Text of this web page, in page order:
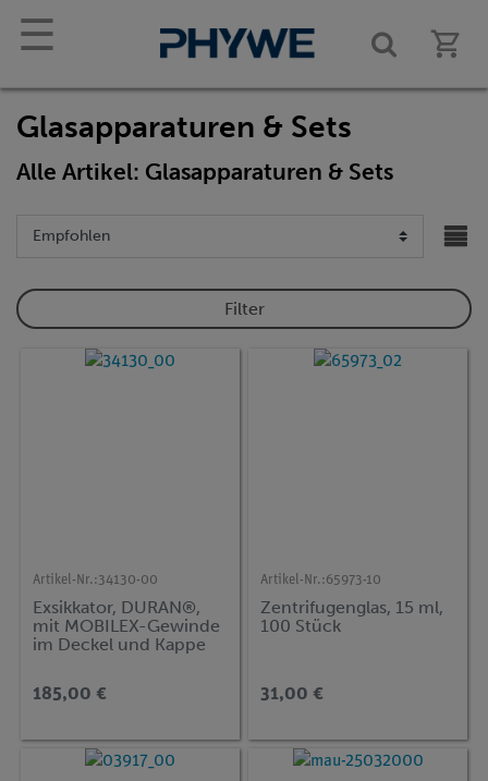
☰
Glasapparaturen & Sets
Alle Artikel: Glasapparaturen & Sets
Filter
Artikel-Nr.:34130-00
Exsikkator, DURAN®,
mit MOBILEX-Gewinde
im Deckel und Kappe
185,00 €
Artikel-Nr.:65973-10
Zentrifugenglas, 15 ml,
100 Stück
31,00 €